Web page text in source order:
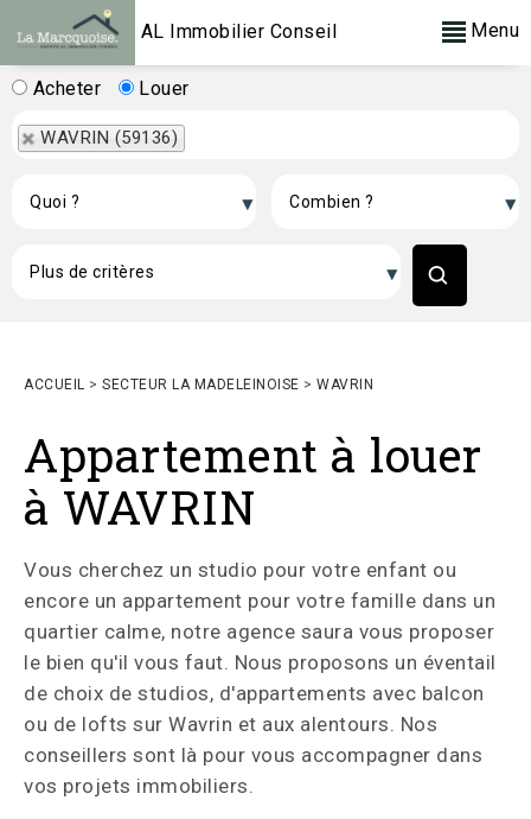
AL Immobilier Conseil Menu
Acheter Louer
WAVRIN (59136)
ACCUEIL > SECTEUR LA MADELEINOISE > WAVRIN
Appartement à louer
à WAVRIN
Vous cherchez un studio pour votre enfant ou
encore un appartement pour votre famille dans un
quartier calme, notre agence saura vous proposer
le bien qu'il vous faut. Nous proposons un éventail
de choix de studios, d'appartements avec balcon
ou de lofts sur Wavrin et aux alentours. Nos
conseillers sont là pour vous accompagner dans
vos projets immobiliers.